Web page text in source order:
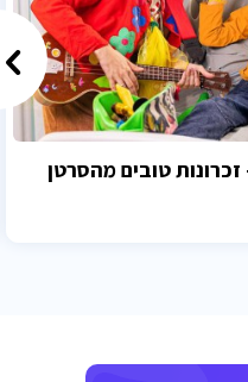
זכרונות טובים מהסרטן